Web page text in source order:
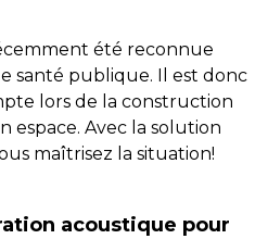
été reconnue
santé publique. Il est donc
lors de la construction
espace. Avec la solution
maîtrisez la situation!
acoustique pour